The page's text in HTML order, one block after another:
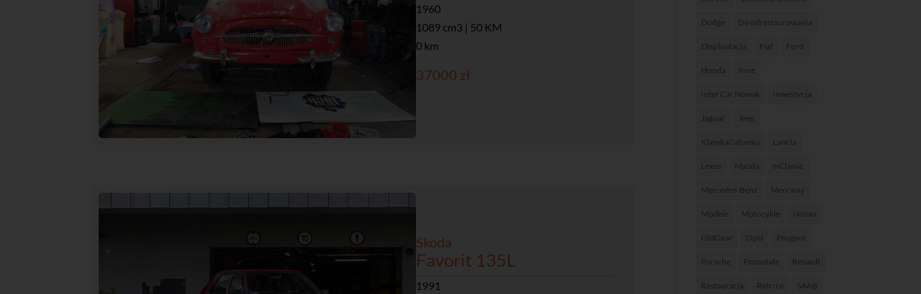
1960
1089 cm3 | 50 KM
0 km
37000 zł
Skoda
Favorit 135L
1991
Dodge Do odrestaurowania
Eksploatacja Fiat Ford
Honda Inne
Inter Car Nowak Inwestycja
Jaguar Jeep
KlasykaGatunku Lancia
Lexus Mazda mClassic
Mercedes-Benz Mercway
Modele Motocykle Nissan
OldGear Opel Peugeot
Porsche Pozostałe Renault
Restauracja Retrrro SAAB